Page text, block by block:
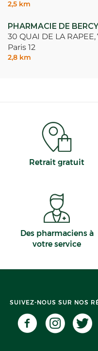
2,5 km
PHARMACIE DE
30 QUAI DE LA RAPEE,
Paris 12
2,8 km
Retrait gratuit
Des pharmaciens à
votre service
SUIVEZ-NOUS SUR NOS